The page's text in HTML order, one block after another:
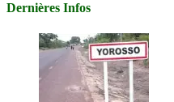
Dernières Infos